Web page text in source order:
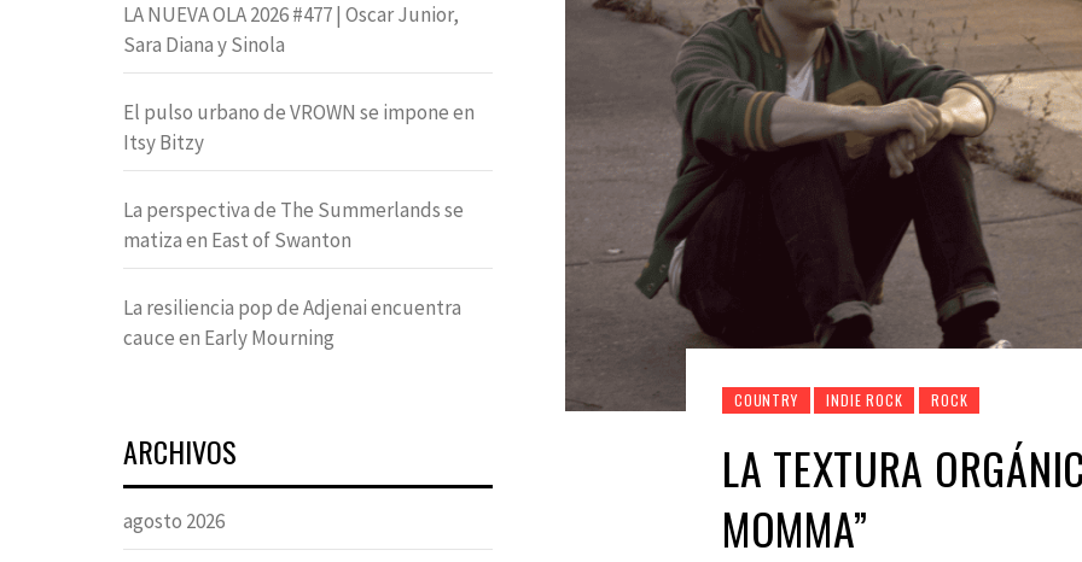
COUNTRY INDIE ROCK ROCK
LA TEXTURA
MOMMA”
LA NUEVA OLA 2026 #477 | Oscar Junior,
Sara Diana y Sinola
El pulso urbano de VROWN se impone en
Itsy Bitzy
La perspectiva de The Summerlands se
matiza en East of Swanton
La resiliencia pop de Adjenai encuentra
cauce en Early Mourning
ARCHIVOS
agosto 2026